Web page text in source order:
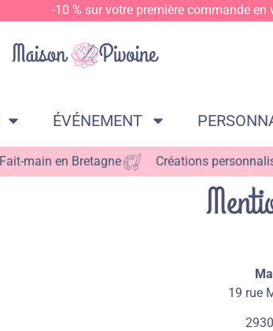
-10 % sur votre première commande
ÉVÉNEMENT
Fait-main en Bretagne Créations
19 rue